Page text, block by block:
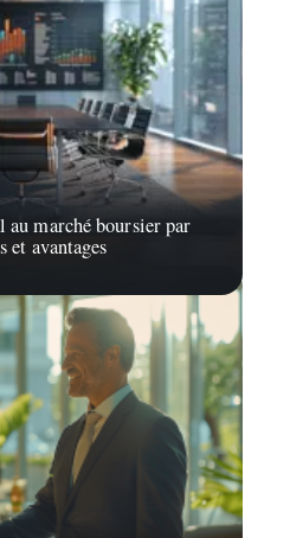
au marché boursier par
et avantages